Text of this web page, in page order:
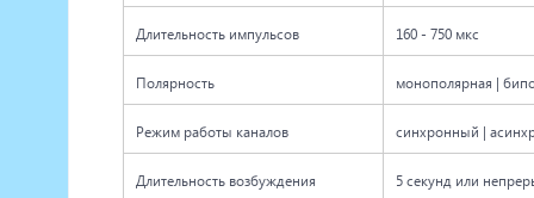
Длительность импульсов 160 - 750 мкс
Полярность монополярная |
Режим работы каналов синхронный |
Длительность возбуждения 5 секунд или